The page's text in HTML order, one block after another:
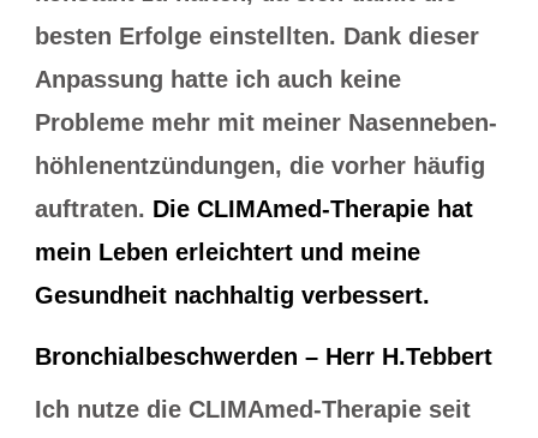
besten Erfolge einstellten. Dank dieser
Anpassung hatte ich auch keine
Probleme mehr mit meiner Nasenneben-
höhlenentzündungen, die vorher häufig
auftraten. Die CLIMAmed-Therapie hat
mein Leben erleichtert und meine
Gesundheit nachhaltig verbessert.
Bronchialbeschwerden – Herr H.Tebbert
Ich nutze die CLIMAmed-Therapie seit